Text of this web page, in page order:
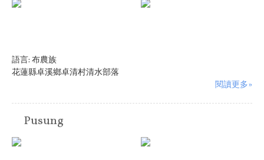
語言: 布農族
花蓮縣卓溪鄉卓清村清水部落
閱讀更多»
Pusung